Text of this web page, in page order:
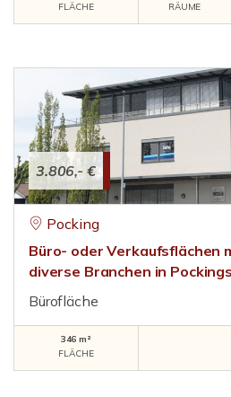
FLÄCHE
RÄUME
3.806,- €
Pocking
Büro- oder Verkaufsflächen
diverse Branchen in
Bürofläche
346 m²
FLÄCHE